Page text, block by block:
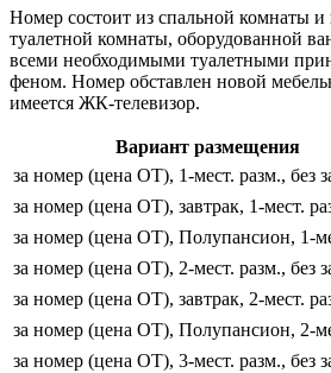
Номер состоит из спальной комнаты и
туалетной комнаты, оборудованной
всеми необходимыми туалетными
феном. Номер обставлен новой
имеется ЖК-телевизор.
Вариант размещения
за номер (цена ОТ), 1-мест. разм., без
за номер (цена ОТ), завтрак, 1-мест.
за номер (цена ОТ), Полупансион, 1-
за номер (цена ОТ), 2-мест. разм., без
за номер (цена ОТ), завтрак, 2-мест.
за номер (цена ОТ), Полупансион, 2-
за номер (цена ОТ), 3-мест. разм., без